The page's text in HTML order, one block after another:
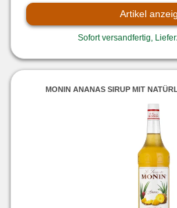
Artikel
Sofort versandfertig,
MONIN ANANAS SIRUP MIT